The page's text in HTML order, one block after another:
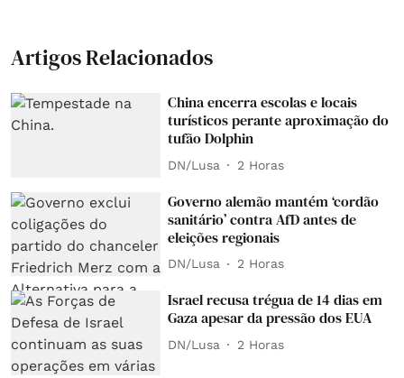
Artigos Relacionados
China encerra escolas e locais
turísticos perante aproximação do
tufão Dolphin
DN/Lusa 2 Horas
Governo alemão mantém ‘cordão
sanitário’ contra AfD antes de
eleições regionais
DN/Lusa 2 Horas
Israel recusa trégua de 14 dias em
Gaza apesar da pressão dos EUA
DN/Lusa 2 Horas